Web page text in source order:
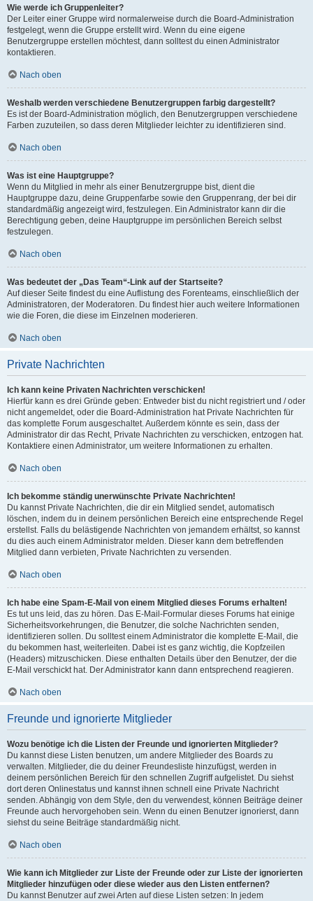
Wie werde ich Gruppenleiter?
Der Leiter einer Gruppe wird normalerweise durch die Board-Administration
festgelegt, wenn die Gruppe erstellt wird. Wenn du eine eigene
Benutzergruppe erstellen möchtest, dann solltest du einen Administrator
kontaktieren.
Nach oben
Weshalb werden verschiedene Benutzergruppen farbig dargestellt?
Es ist der Board-Administration möglich, den Benutzergruppen verschiedene
Farben zuzuteilen, so dass deren Mitglieder leichter zu identifizieren sind.
Nach oben
Was ist eine Hauptgruppe?
Wenn du Mitglied in mehr als einer Benutzergruppe bist, dient die
Hauptgruppe dazu, deine Gruppenfarbe sowie den Gruppenrang, der bei dir
standardmäßig angezeigt wird, festzulegen. Ein Administrator kann dir die
Berechtigung geben, deine Hauptgruppe im persönlichen Bereich selbst
festzulegen.
Nach oben
Was bedeutet der „Das Team“-Link auf der Startseite?
Auf dieser Seite findest du eine Auflistung des Forenteams, einschließlich der
Administratoren, der Moderatoren. Du findest hier auch weitere Informationen
wie die Foren, die diese im Einzelnen moderieren.
Nach oben
Private Nachrichten
Ich kann keine Privaten Nachrichten verschicken!
Hierfür kann es drei Gründe geben: Entweder bist du nicht registriert und / oder
nicht angemeldet, oder die Board-Administration hat Private Nachrichten für
das komplette Forum ausgeschaltet. Außerdem könnte es sein, dass der
Administrator dir das Recht, Private Nachrichten zu verschicken, entzogen hat.
Kontaktiere einen Administrator, um weitere Informationen zu erhalten.
Nach oben
Ich bekomme ständig unerwünschte Private Nachrichten!
Du kannst Private Nachrichten, die dir ein Mitglied sendet, automatisch
löschen, indem du in deinem persönlichen Bereich eine entsprechende Regel
erstellst. Falls du belästigende Nachrichten von jemandem erhältst, so kannst
du dies auch einem Administrator melden. Dieser kann dem betreffenden
Mitglied dann verbieten, Private Nachrichten zu versenden.
Nach oben
Ich habe eine Spam-E-Mail von einem Mitglied dieses Forums erhalten!
Es tut uns leid, das zu hören. Das E-Mail-Formular dieses Forums hat einige
Sicherheitsvorkehrungen, die Benutzer, die solche Nachrichten senden,
identifizieren sollen. Du solltest einem Administrator die komplette E-Mail, die
du bekommen hast, weiterleiten. Dabei ist es ganz wichtig, die Kopfzeilen
(Headers) mitzuschicken. Diese enthalten Details über den Benutzer, der die
E-Mail verschickt hat. Der Administrator kann dann entsprechend reagieren.
Nach oben
Freunde und ignorierte Mitglieder
Wozu benötige ich die Listen der Freunde und ignorierten Mitglieder?
Du kannst diese Listen benutzen, um andere Mitglieder des Boards zu
verwalten. Mitglieder, die du deiner Freundesliste hinzufügst, werden in
deinem persönlichen Bereich für den schnellen Zugriff aufgelistet. Du siehst
dort deren Onlinestatus und kannst ihnen schnell eine Private Nachricht
senden. Abhängig von dem Style, den du verwendest, können Beiträge deiner
Freunde auch hervorgehoben sein. Wenn du einen Benutzer ignorierst, dann
siehst du seine Beiträge standardmäßig nicht.
Nach oben
Wie kann ich Mitglieder zur Liste der Freunde oder zur Liste der ignorierten
Mitglieder hinzufügen oder diese wieder aus den Listen entfernen?
Du kannst Benutzer auf zwei Arten auf diese Listen setzen: In jedem